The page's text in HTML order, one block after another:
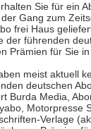
Sie für ein
Gang zum
frei Haus
der führenden
Prämien für Sie in
meist aktuell
deutschen
Burda Media,
Motorpresse
Verlage